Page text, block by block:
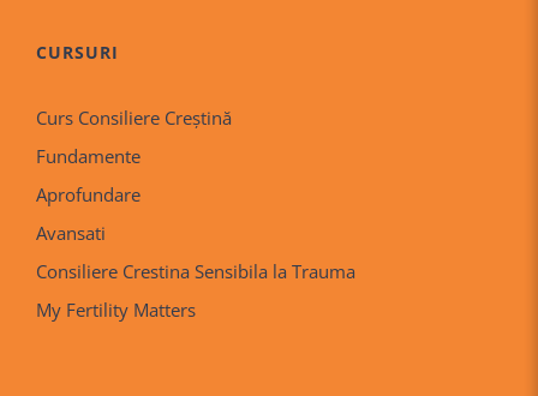
CURSURI
Curs Consiliere Creştină
Fundamente
Aprofundare
Avansati
Consiliere Crestina Sensibila la Trauma
My Fertility Matters